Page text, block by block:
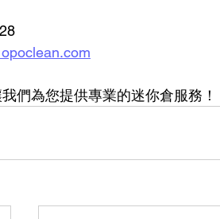
們為您提供專業的迷你倉服務！